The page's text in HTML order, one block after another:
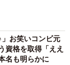
」お笑いコンビ元
資格を取得「ええ
名も明らかに